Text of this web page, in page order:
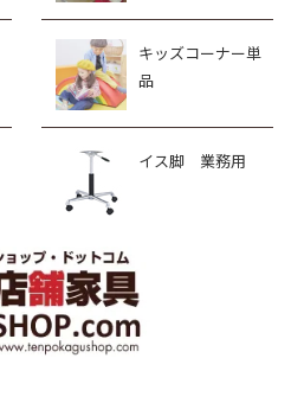
キッズコーナー単
品
イス脚 業務用